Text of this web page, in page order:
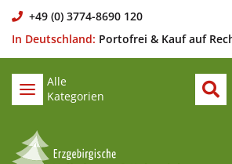
+49 (0) 3774-8690 120
In Deutschland: Portofrei & Kauf auf
Alle
Kategorien